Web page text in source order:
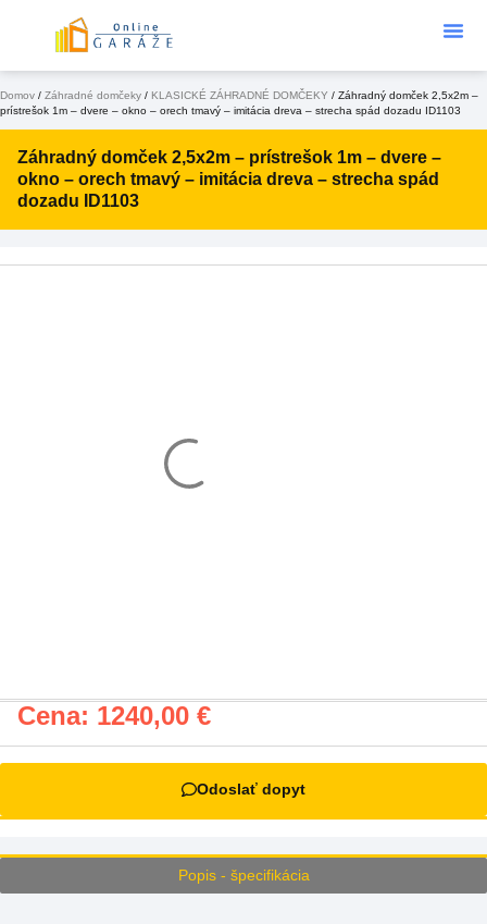
Domov / Záhradné domčeky / KLASICKÉ ZÁHRADNÉ DOMČEKY / Záhradný domček 2,5x2m –
prístrešok 1m – dvere – okno – orech tmavý – imitácia dreva – strecha spád dozadu ID1103
Záhradný domček 2,5x2m – prístrešok 1m – dvere –
okno – orech tmavý – imitácia dreva – strecha spád
dozadu ID1103
Cena: 1240,00 €
Odoslať dopyt
Popis - špecifikácia